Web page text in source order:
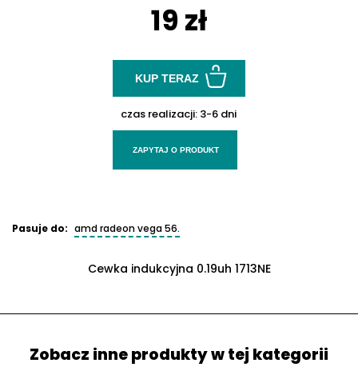
19 zł
KUP TERAZ
czas realizacji: 3-6 dni
ZAPYTAJ O PRODUKT
Pasuje do: amd radeon vega 56.
Cewka indukcyjna 0.19uh 1713NE
Zobacz inne produkty w tej kategorii